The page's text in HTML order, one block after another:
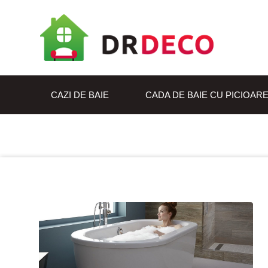
CAZI DE BAIE CADA DE BAIE CU